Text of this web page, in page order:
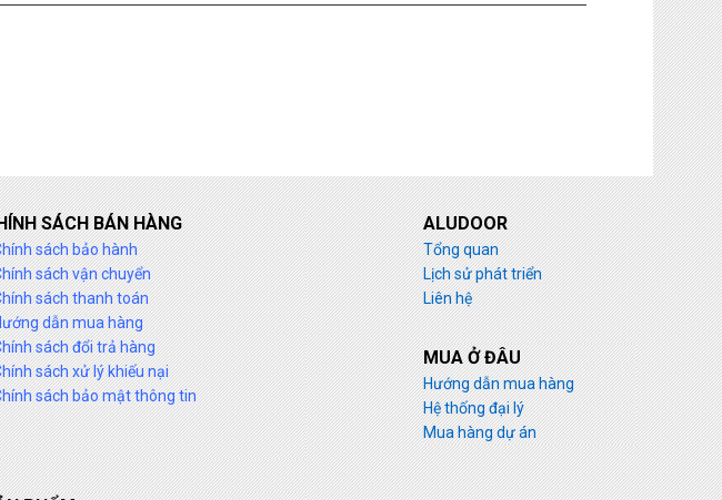
SÁCH BÁN HÀNG
sách bảo hành
sách vận chuyển
sách thanh toán
dẫn mua hàng
sách đổi trả hàng
sách xử lý khiếu nại
sách bảo mật thông tin
ALUDOOR
Tổng quan
Lịch sử phát triển
Liên hệ
MUA Ở ĐÂU
Hướng dẫn mua hàng
Hệ thống đại lý
Mua hàng dự án